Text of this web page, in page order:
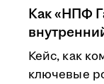
Как «НПФ
Кейс, как
ключевые